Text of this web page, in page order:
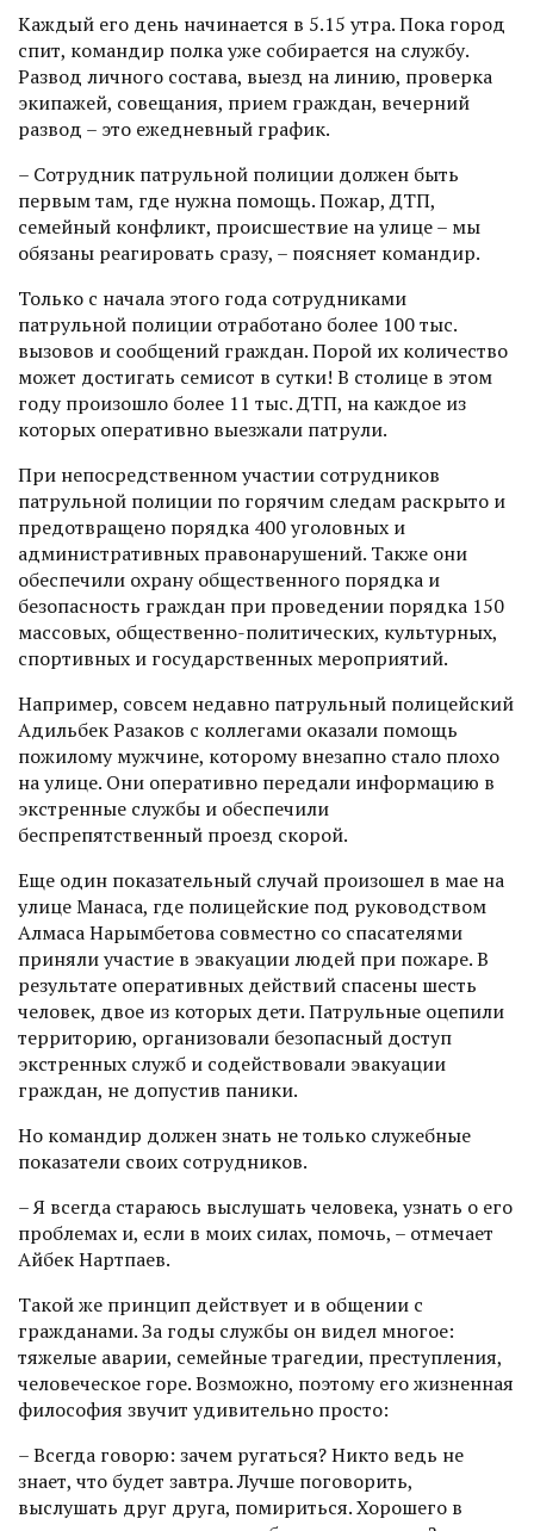
Каждый его день начинается в 5.15 утра. Пока город
спит, командир полка уже собирается на службу.
Развод личного состава, выезд на линию, проверка
экипажей, совещания, прием граждан, вечерний
развод – это ежедневный график.
– Сотрудник патрульной полиции должен быть
первым там, где нужна помощь. Пожар, ДТП,
семейный конф­ликт, происшествие на улице – мы
обязаны реагировать сразу, – поясняет командир.
Только с начала этого года сотрудниками
патрульной полиции отработано более 100 тыс.
вызовов и сообщений граждан. Порой их количество
может достигать семисот в сутки! В столице в этом
году произошло более 11 тыс. ДТП, на каждое из
которых оперативно выезжали патрули.
При непосредственном участии сот­рудников
патрульной полиции по горячим следам раскрыто и
предотвращено порядка 400 уголовных и
административных правонарушений. Также они
обеспечили охрану общественного порядка и
безопасность граждан при проведении порядка 150
массовых, общественно-политических, культурных,
спортивных и государственных мероприятий.
Например, совсем недавно патрульный полицейский
Адильбек Разаков с коллегами оказали помощь
пожилому мужчине, которому внезапно стало плохо
на улице. Они оперативно передали информацию в
экстренные службы и обеспечили
беспрепятственный проезд скорой.
Еще один показательный случай произошел в мае на
улице Манаса, где полицейские под руководством
Алмаса Нарымбетова совместно со спасателями
приняли участие в эвакуации людей при пожаре. В
результате оперативных действий спасены шесть
человек, двое из которых дети. Патрульные оцепили
территорию, организовали безопасный доступ
экстренных служб и содействовали эвакуации
граждан, не допустив паники.
Но командир должен знать не только служебные
показатели своих сотрудников.
– Я всегда стараюсь выслушать человека, узнать о его
проблемах и, если в моих силах, помочь, – отмечает
Айбек Нартпаев.
Такой же принцип действует и в общении с
гражданами. За годы службы он видел многое:
тяжелые аварии, семейные трагедии, преступления,
человеческое горе. Возможно, поэтому его жизненная
философия звучит удивительно просто:
– Всегда говорю: зачем ругаться? Никто ведь не
знает, что будет завтра. Лучше поговорить,
выслушать друг друга, помириться. Хорошего в